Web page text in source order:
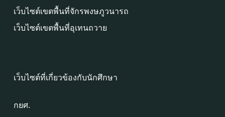
เว็บไซต์เขตพื้นที่จักรพงษภูวนารถ
เว็บไซต์เขตพื้นที่อุเทนถวาย
เว็บไซต์ที่เกี่ยวข้องกับนักศึกษา
กยศ.